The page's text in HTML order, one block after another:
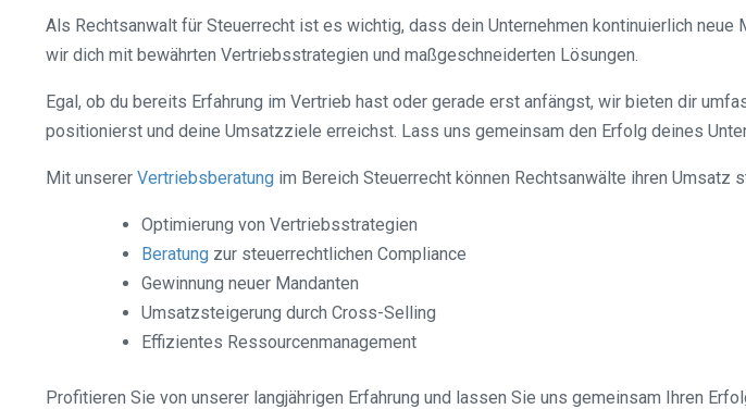
Als Rechtsanwalt für Steuerrecht ist es wichtig, dass dein Unternehmen kontinuierlich
wir dich mit bewährten Vertriebsstrategien und maßgeschneiderten Lösungen.
Egal, ob du bereits Erfahrung im Vertrieb hast oder gerade erst anfängst, wir bieten dir
positionierst und deine Umsatzziele erreichst. Lass uns gemeinsam den Erfolg deines
Mit unserer Vertriebsberatung im Bereich Steuerrecht können Rechtsanwälte ihren
Optimierung von Vertriebsstrategien
Beratung zur steuerrechtlichen Compliance
Gewinnung neuer Mandanten
Umsatzsteigerung durch Cross-Selling
Effizientes Ressourcenmanagement
Profitieren Sie von unserer langjährigen Erfahrung und lassen Sie uns gemeinsam Ihren